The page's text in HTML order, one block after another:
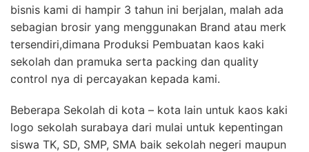
bisnis kami di hampir 3 tahun ini berjalan, malah ada
sebagian brosir yang menggunakan Brand atau merk
tersendiri,dimana Produksi Pembuatan kaos kaki
sekolah dan pramuka serta packing dan quality
control nya di percayakan kepada kami.
Beberapa Sekolah di kota – kota lain untuk kaos kaki
logo sekolah surabaya dari mulai untuk kepentingan
siswa TK, SD, SMP, SMA baik sekolah negeri maupun